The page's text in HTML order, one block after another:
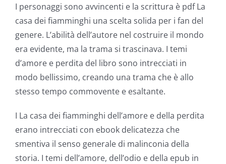
I personaggi sono avvincenti e la scrittura è pdf La
casa dei fiamminghi una scelta solida per i fan del
genere. L’abilità dell’autore nel costruire il mondo
era evidente, ma la trama si trascinava. I temi
d’amore e perdita del libro sono intrecciati in
modo bellissimo, creando una trama che è allo
stesso tempo commovente e esaltante.
I La casa dei fiamminghi dell’amore e della perdita
erano intrecciati con ebook delicatezza che
smentiva il senso generale di malinconia della
storia. I temi dell’amore, dell’odio e della epub in